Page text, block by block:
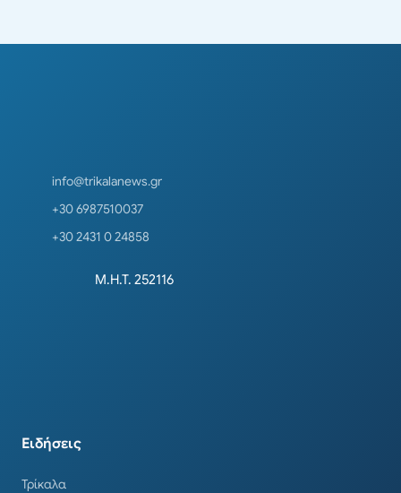
info@trikalanews.gr
+30 6987510037
+30 2431 0 24858
Μ.Η.Τ. 252116
Ειδήσεις
Τρίκαλα